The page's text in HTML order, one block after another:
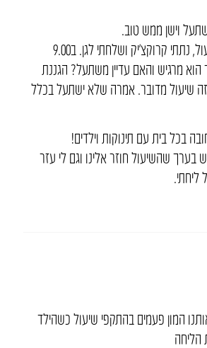
וישן ממש טוב.
בבוקר שוב חזר השיעול, נתתי קרוקצ’יק ושלחתי לגן. ב9.00
מרגיש והאם עדיין משתעל? הגננת
שיעול מדובר. אמרה שלא ישתעל בכלל
בכל בית עם תינוקות וילדים!
בערך שהשיעול חוזר אלינו וגם לי עזר
ליחתי.
המון פעמים בהתקפי שיעול כשהילד
הליחה